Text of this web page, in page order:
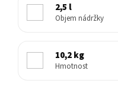
2,5 l
Objem nádržky
10,2 kg
Hmotnost